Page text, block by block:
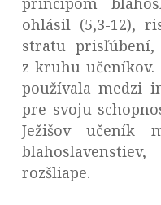
ohlásil (5,3-12),
stratu prisľúbení,
z kruhu
používala medzi
pre svoju
Ježišov učeník
rozšliape.